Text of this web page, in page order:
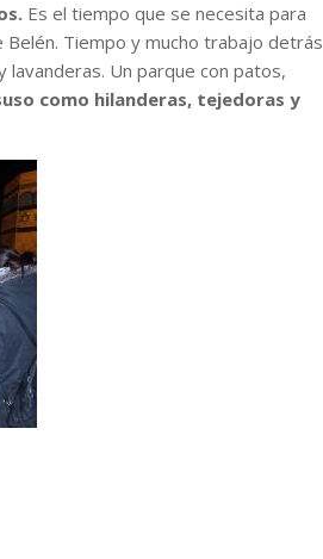
Es el tiempo que se necesita para
Tiempo y mucho trabajo detrás
lavanderas. Un parque con patos,
como hilanderas, tejedoras y